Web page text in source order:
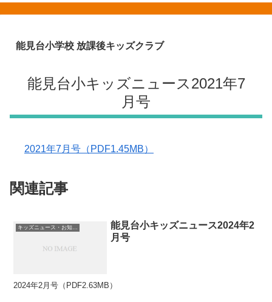
能見台小学校 放課後キッズクラブ
能見台小キッズニュース2021年7
月号
2021年7月号（PDF1.45MB）
関連記事
キッズニュース・お知らせ
能見台小キッズニュース2024年2
月号
2024年2月号（PDF2.63MB）